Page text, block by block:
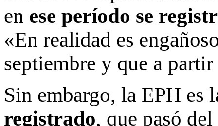
en ese período se
«En realidad es
septiembre y que a
Sin embargo, la EPH
registrado, que pasó del